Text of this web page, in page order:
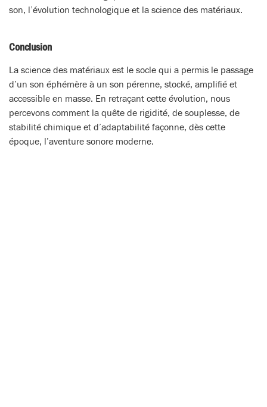
son, l’évolution technologique et la science des matériaux.
Conclusion
La science des matériaux est le socle qui a permis le passage
d’un son éphémère à un son pérenne, stocké, amplifié et
accessible en masse. En retraçant cette évolution, nous
percevons comment la quête de rigidité, de souplesse, de
stabilité chimique et d’adaptabilité façonne, dès cette
époque, l’aventure sonore moderne.